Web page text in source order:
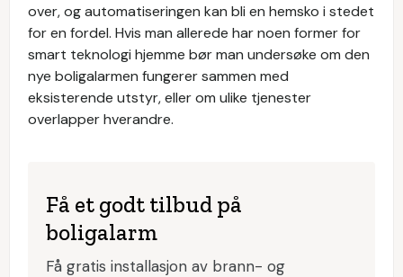
over, og automatiseringen kan bli en hemsko i stedet
for en fordel. Hvis man allerede har noen former for
smart teknologi hjemme bør man undersøke om den
nye boligalarmen fungerer sammen med
eksisterende utstyr, eller om ulike tjenester
overlapper hverandre.
Få et godt tilbud på
boligalarm
Få gratis installasjon av brann- og